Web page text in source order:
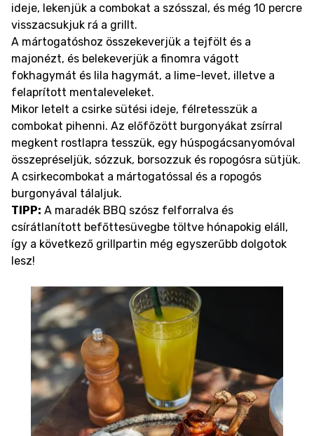
ideje, lekenjük a combokat a szósszal, és még 10 percre
visszacsukjuk rá a grillt.
A mártogatóshoz összekeverjük a tejfölt és a
majonézt, és belekeverjük a finomra vágott
fokhagymát és lila hagymát, a lime-levet, illetve a
felaprított mentaleveleket.
Mikor letelt a csirke sütési ideje, félretesszük a
combokat pihenni. Az előfőzött burgonyákat zsírral
megkent rostlapra tesszük, egy húspogácsanyomóval
összepréseljük, sózzuk, borsozzuk és ropogósra sütjük.
A csirkecombokat a mártogatóssal és a ropogós
burgonyával tálaljuk.
TIPP: A maradék BBQ szósz felforralva és
csírátlanított befőttesüvegbe töltve hónapokig eláll,
így a következő grillpartin még egyszerűbb dolgotok
lesz!